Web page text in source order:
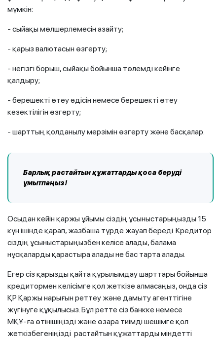
мүмкін:
- сыйақы мөлшерлемесін азайту;
- қарыз валютасын өзгерту;
- негізгі борыш, сыйақы бойынша төлемді кейінге
қалдыру;
- берешекті өтеу әдісін немесе берешекті өтеу
кезектілігін өзгерту;
- шарттың қолданылу мерзімін өзгерту және басқалар.
Барлық растайтын құжаттарды қоса беруді
ұмытпаңыз!
Осыдан кейін қаржы ұйымы сіздің ұсыныстарыңызды 15
күн ішінде қарап, жазбаша түрде жауап береді. Кредитор
сіздің ұсыныстарыңызбен келісе алады, балама
нұсқаларды қарастыра алады не бас тарта алады.
Егер сіз қарызды қайта құрылымдау шарттары бойынша
кредитормен келісімге қол жеткізе алмасаңыз, онда сіз
ҚР Қаржы нарығын реттеу және дамыту агенттігіне
жүгінуге құқылысыз. Бұл ретте сіз банкке немесе
МҚҰ-ға өтінішіңізді және өзара тиімді шешімге қол
жеткізбегеніңізді растайтын құжаттарды міндетті